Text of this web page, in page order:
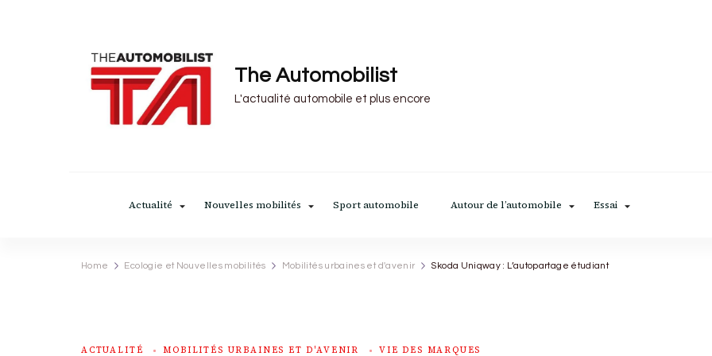
The Automobilist
L'actualité automobile et plus encore
Actualité Nouvelles mobilités Sport automobile Autour de l’automobile Essai
Home Ecologie et Nouvelles mobilités Mobilités urbaines et d'avenir Skoda Uniqway : L’autopartage étudiant
ACTUALITÉ MOBILITÉS URBAINES ET D'AVENIR VIE DES MARQUES